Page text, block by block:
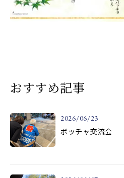
おすすめ記事
2026/06/23
ボッチャ交流会